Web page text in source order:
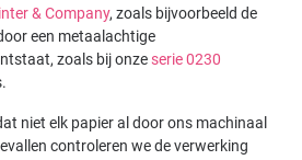
& Company, zoals bijvoorbeeld de
een metaalachtige
zoals bij onzeserie 0230
niet elk papier al door ons machinaal
controleren we de verwerking